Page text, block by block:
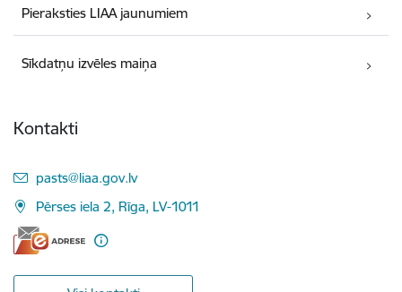
Pieraksties LIAA jaunumiem
Sīkdatņu izvēles maiņa
Kontakti
E-pasts:
pasts@liaa.gov.lv
Pērses iela 2, Rīga, LV-1011